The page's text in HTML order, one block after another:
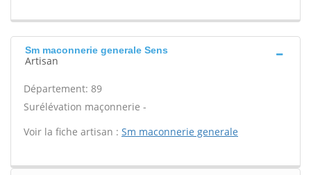
Sm maconnerie generale Sens
Artisan
Département: 89
Surélévation maçonnerie -
Voir la fiche artisan : Sm maconnerie generale